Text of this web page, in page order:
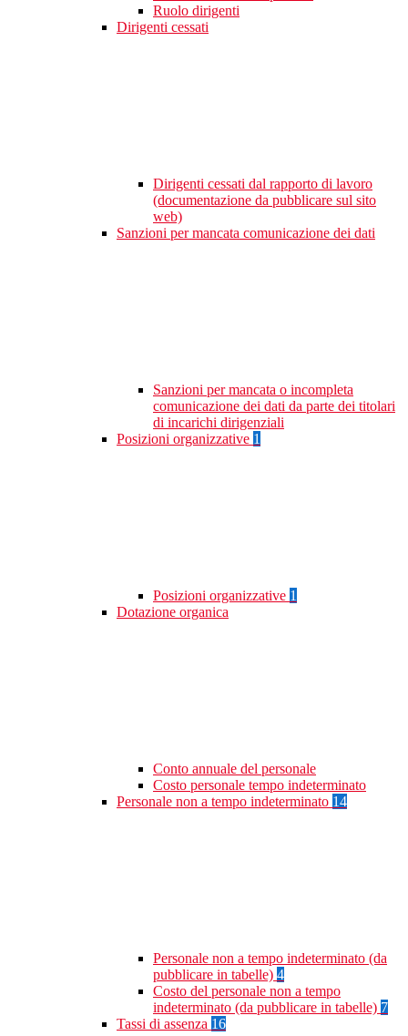
Ruolo dirigenti
Dirigenti cessati
Dirigenti cessati dal rapporto di lavoro
(documentazione da pubblicare sul sito
web)
Sanzioni per mancata comunicazione dei dati
Sanzioni per mancata o incompleta
comunicazione dei dati da parte dei titolari
di incarichi dirigenziali
Posizioni organizzative 1
Posizioni organizzative 1
Dotazione organica
Conto annuale del personale
Costo personale tempo indeterminato
Personale non a tempo indeterminato 14
Personale non a tempo indeterminato (da
pubblicare in tabelle) 4
Costo del personale non a tempo
indeterminato (da pubblicare in tabelle) 7
Tassi di assenza 16